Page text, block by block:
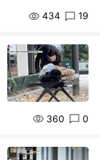
434 19
360 0